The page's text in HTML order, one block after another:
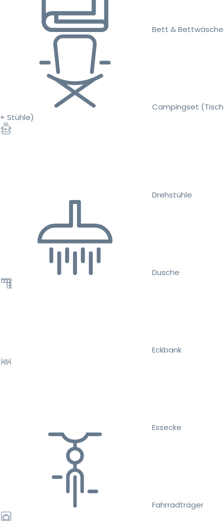
Bett & Bettwäsche
Campingset (Tisch
+ Stühle)
Drehstühle
Dusche
Eckbank
Essecke
Fahrradträger